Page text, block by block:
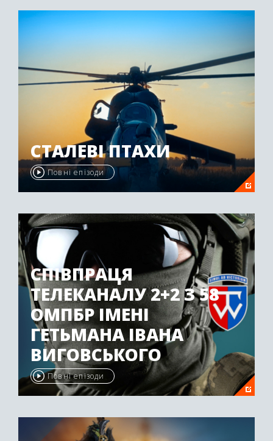
СТАЛЕВІ ПТАХИ
Повні епізоди
СПІВПРАЦЯ
ТЕЛЕКАНАЛУ 2+2 З 58
ОМПБР ІМЕНІ
ГЕТЬМАНА ІВАНА
ВИГОВСЬКОГО
Повні епізоди